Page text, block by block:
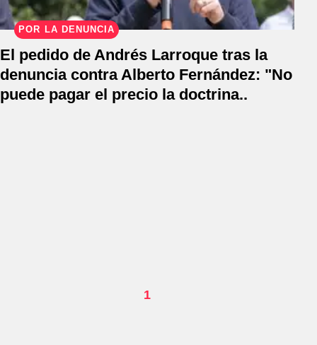
POR LA DENUNCIA
El pedido de Andrés Larroque tras la
denuncia contra Alberto Fernández: "No
puede pagar el precio la doctrina..
1